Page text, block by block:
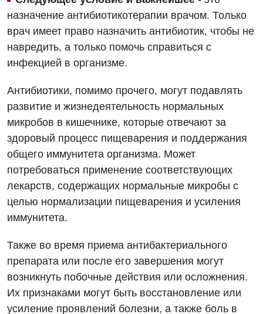
Вакцинация
Гастроэнтерология
Гематология
Гинекологическое отделение
Дерматовенерология
Диетология
Дневной стационар
Кардиохирургия
Медицинская психология
Неврология
Нейрохирургия
Эндоскопическое отделение
назначение антибиотикотерапии врачом. Только
врач имеет право назначить антибиотик, чтобы не
навредить, а только помочь справиться с
инфекцией в организме.
Антибиотики, помимо прочего, могут подавлять
развитие и жизнедеятельность нормальных
микробов в кишечнике, которые отвечают за
здоровый процесс пищеварения и поддержания
общего иммунитета организма. Может
потребоваться применение соответствующих
лекарств, содержащих нормальные микробы с
целью нормализации пищеварения и усиления
иммунитета.
Также во время приема антибактериального
препарата или после его завершения могут
возникнуть побочные действия или осложнения.
Их признаками могут быть восстановление или
усиление проявлений болезни, а также боль в